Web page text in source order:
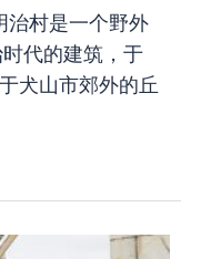
治村是一个野外
代的建筑，于
犬山市郊外的丘